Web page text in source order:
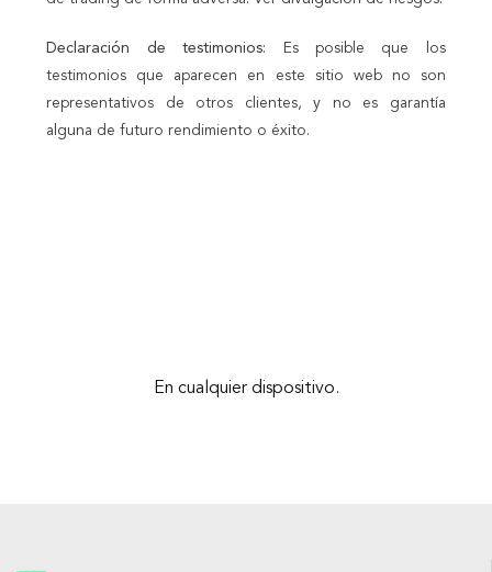
Declaración de testimonios: Es posible que los
testimonios que aparecen en este sitio web no son
representativos de otros clientes, y no es garantía
alguna de futuro rendimiento o éxito.
En cualquier dispositivo.